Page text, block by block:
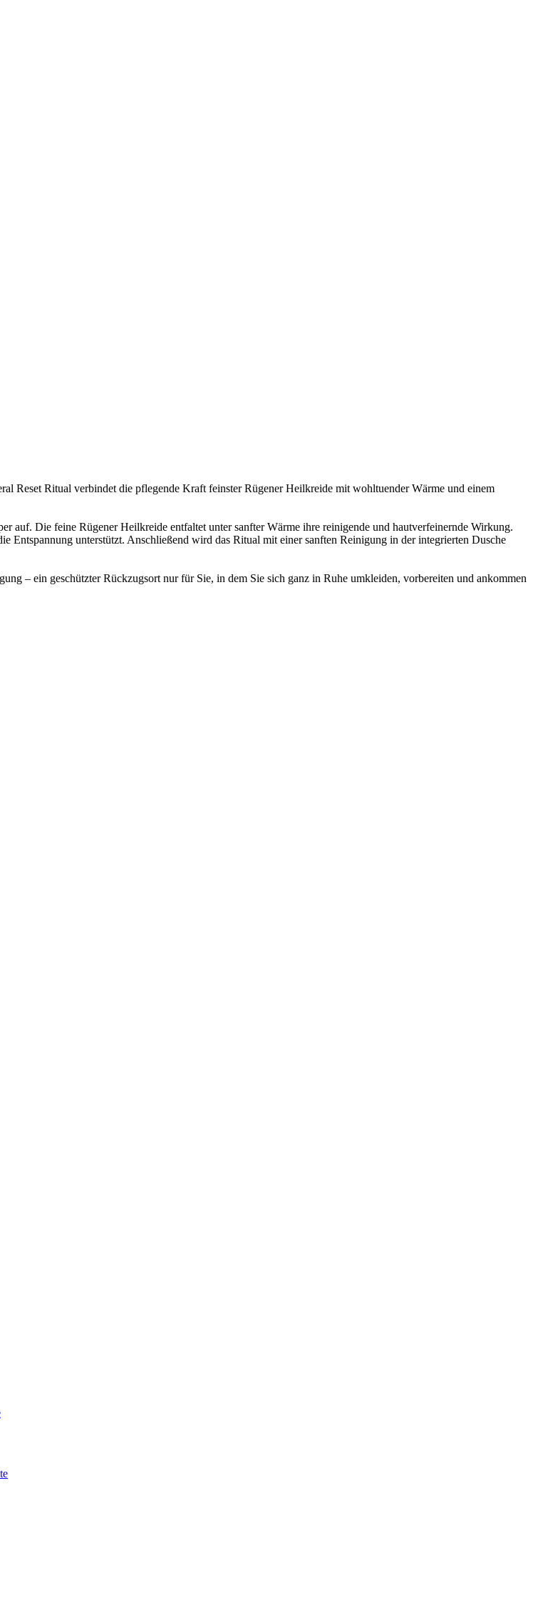
Reset Ritual verbindet die pflegende Kraft feinster Rügener Heilkreide mit wohltuender Wärme und einem
auf. Die feine Rügener Heilkreide entfaltet unter sanfter Wärme ihre reinigende und hautverfeinernde Wirkung.
Entspannung unterstützt. Anschließend wird das Ritual mit einer sanften Reinigung in der integrierten Dusche
– ein geschützter Rückzugsort nur für Sie, in dem Sie sich ganz in Ruhe umkleiden, vorbereiten und ankommen